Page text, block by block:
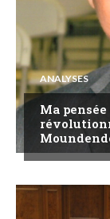
ANALYSES
Ma pensée